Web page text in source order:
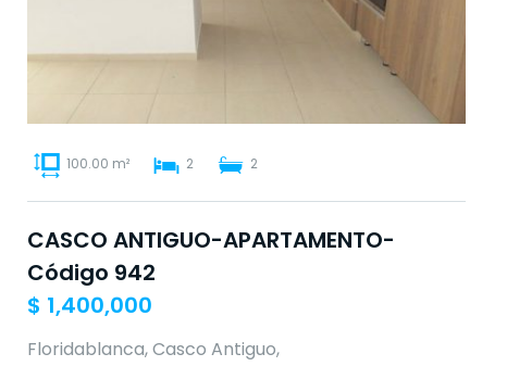
100.00 m² 2 2
CASCO ANTIGUO-APARTAMENTO-
Código 942
$ 1,400,000
Floridablanca, Casco Antiguo,